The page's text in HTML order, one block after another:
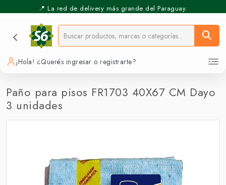
📍 La red de delivery más grande del Paraguay.
¡Hola! ¿Querés ingresar o registrarte?
Paño para pisos FR1703 40X67 CM Dayo
3 unidades